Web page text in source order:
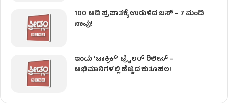
100 ಅಡಿ ಪ್ರಪಾತಕ್ಕೆ ಉರುಳಿದ ಬಸ್‌ – 7 ಮಂದಿ
ಸಾವು!
ಇಂದು ʻಟಾಕ್ಸಿಕ್ʼ ಟ್ರೈಲರ್ ರಿಲೀಸ್‌ –
ಅಭಿಮಾನಿಗಳಲ್ಲಿ ಹೆಚ್ಚಿದ ಕುತೂಹಲ!